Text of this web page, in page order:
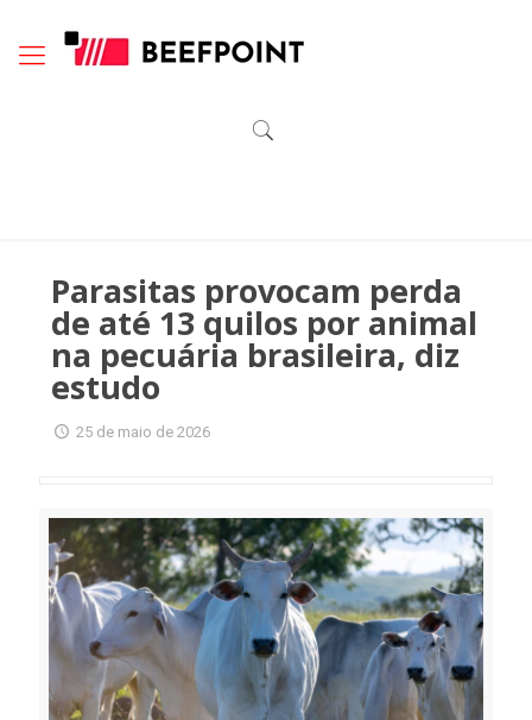
Parasitas provocam perda
de até 13 quilos por animal
na pecuária brasileira, diz
estudo
25 de maio de 2026